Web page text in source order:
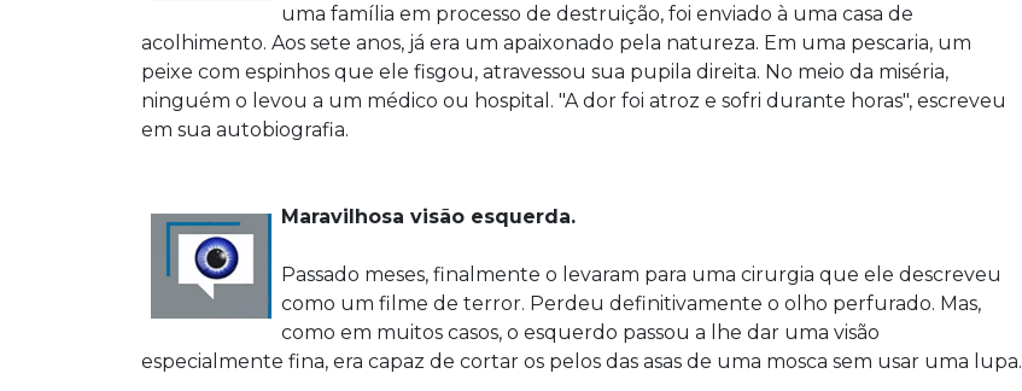
uma família em processo de destruição, foi enviado à uma casa de
acolhimento. Aos sete anos, já era um apaixonado pela natureza. Em uma pescaria, um
peixe com espinhos que ele fisgou, atravessou sua pupila direita. No meio da miséria,
ninguém o levou a um médico ou hospital. "A dor foi atroz e sofri durante horas", escreveu
em sua autobiografia.
Maravilhosa visão esquerda.
Passado meses, finalmente o levaram para uma cirurgia que ele descreveu
como um filme de terror. Perdeu definitivamente o olho perfurado. Mas,
como em muitos casos, o esquerdo passou a lhe dar uma visão
especialmente fina, era capaz de cortar os pelos das asas de uma mosca sem usar uma lupa.